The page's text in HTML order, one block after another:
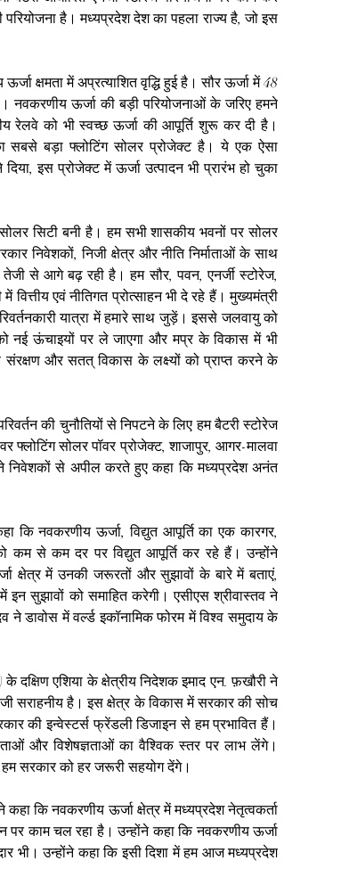
है। मध्यप्रदेश देश का पहला राज्य है, जो इस
क्षमता में अप्रत्याशित वृद्धि हुई है। सौर ऊर्जा में 48
नवकरणीय ऊर्जा की बड़ी परियोजनाओं के जरिए हमने
रेलवे को भी स्वच्छ ऊर्जा की आपूर्ति शुरू कर दी है।
सबसे बड़ा फ्लोटिंग सोलर प्रोजेक्ट है। ये एक ऐसा
इस प्रोजेक्ट में ऊर्जा उत्पादन भी प्रारंभ हो चुका
सिटी बनी है। हम सभी शासकीय भवनों पर सोलर
निवेशकों, निजी क्षेत्र और नीति निर्माताओं के साथ
से आगे बढ़ रही है। हम सौर, पवन, एनर्जी स्टोरेज,
एवं नीतिगत प्रोत्साहन भी दे रहे हैं। मुख्यमंत्री
यात्रा में हमारे साथ जुड़ें। इससे जलवायु को
नई ऊंचाइयों पर ले जाएगा और मप्र के विकास में भी
संरक्षण और सतत् विकास के लक्ष्यों को प्राप्त करने के
की चुनौतियों से निपटने के लिए हम बैटरी स्टोरेज
फ्लोटिंग सोलर पॉवर प्रोजेक्ट, शाजापुर, आगर-मालवा
निवेशकों से अपील करते हुए कहा कि मध्यप्रदेश अनंत
कि नवकरणीय ऊर्जा, विद्युत आपूर्ति का एक कारगर,
कम से कम दर पर विद्युत आपूर्ति कर रहे हैं। उन्होंने
क्षेत्र में उनकी जरूरतों और सुझावों के बारे में बताएं,
सुझावों को समाहित करेगी। एसीएस श्रीवास्तव ने
डावोस में वर्ल्ड इकॉनामिक फोरम में विश्व समुदाय के
एशिया के क्षेत्रीय निदेशक इमाद एन. फ़खौरी ने
सराहनीय है। इस क्षेत्र के विकास में सरकार की सोच
की इन्वेस्टर्स फ्रेंडली डिजाइन से हम प्रभावित हैं।
और विशेषज्ञताओं का वैश्विक स्तर पर लाभ लेंगे।
सरकार को हर जरूरी सहयोग देंगे।
कि नवकरणीय ऊर्जा क्षेत्र में मध्यप्रदेश नेतृत्वकर्ता
पर काम चल रहा है। उन्होंने कहा कि नवकरणीय ऊर्जा
भी। उन्होंने कहा कि इसी दिशा में हम आज मध्यप्रदेश